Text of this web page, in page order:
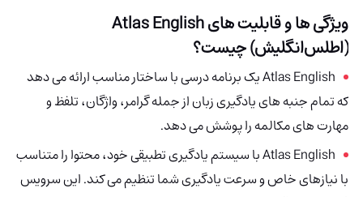
ویژگی ها و قابلیت هایAtlas English
(اطلس‌انگلیش)چیست؟
Atlas English یک برنامه درسی با ساختار مناسب ارائه می دهد
که تمام جنبه های یادگیری زبان از جمله گرامر، واژگان، تلفظ و
مهارت های مکالمه را پوشش می دهد.
Atlas Englishبا سیستم یادگیری تطبیقی خود، محتوا را متناسب
با نیازهای خاص و سرعت یادگیری شما تنظیم می کند. این سرویس